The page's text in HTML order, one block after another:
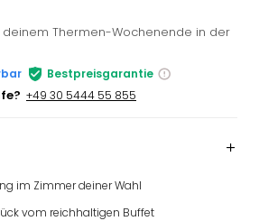
deinem Thermen-Wochenende in der
Bestpreisgarantie
+49 30 5444 55 855
im Zimmer deiner Wahl
vom reichhaltigen Buffet